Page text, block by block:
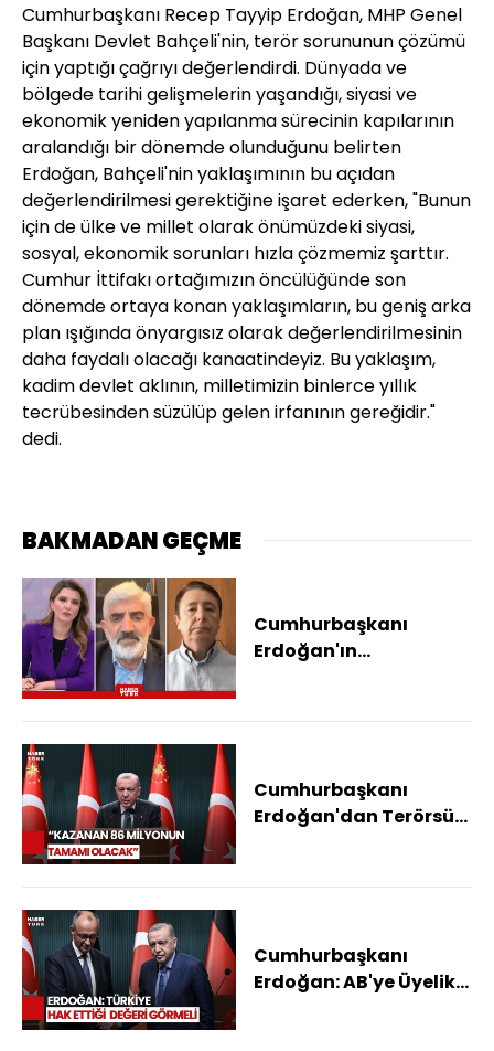
Cumhurbaşkanı Recep Tayyip Erdoğan, MHP Genel
Başkanı Devlet Bahçeli'nin, terör sorununun çözümü
için yaptığı çağrıyı değerlendirdi. Dünyada ve
bölgede tarihi gelişmelerin yaşandığı, siyasi ve
ekonomik yeniden yapılanma sürecinin kapılarının
aralandığı bir dönemde olunduğunu belirten
Erdoğan, Bahçeli'nin yaklaşımının bu açıdan
değerlendirilmesi gerektiğine işaret ederken, "Bunun
için de ülke ve millet olarak önümüzdeki siyasi,
sosyal, ekonomik sorunları hızla çözmemiz şarttır.
Cumhur İttifakı ortağımızın öncülüğünde son
dönemde ortaya konan yaklaşımların, bu geniş arka
plan ışığında önyargısız olarak değerlendirilmesinin
daha faydalı olacağı kanaatindeyiz. Bu yaklaşım,
kadim devlet aklının, milletimizin binlerce yıllık
tecrübesinden süzülüp gelen irfanının gereğidir."
dedi.
BAKMADAN GEÇME
Cumhurbaşkanı
Erdoğan'ın
Cumhurbaşkanı
Erdoğan'dan Terörsüz
Cumhurbaşkanı
Erdoğan: AB'ye Üyelik